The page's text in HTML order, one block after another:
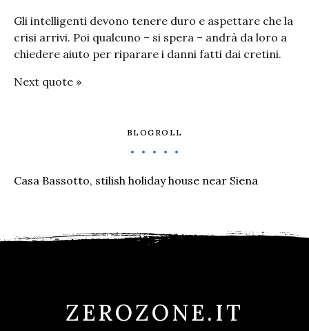
Gli intelligenti devono tenere duro e aspettare che la
crisi arrivi. Poi qualcuno – si spera – andrà da loro a
chiedere aiuto per riparare i danni fatti dai cretini.
Next quote »
BLOGROLL
Casa Bassotto, stilish holiday house near Siena
ZEROZONE.IT